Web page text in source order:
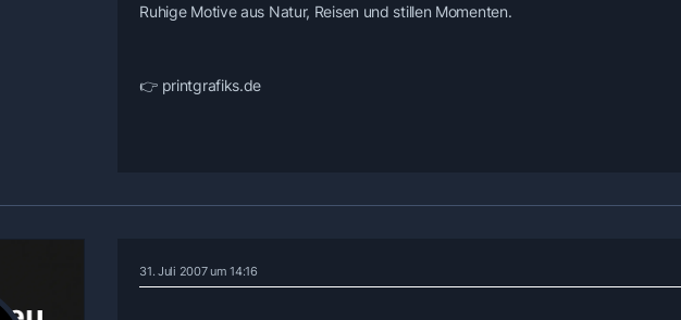
Ruhige Motive aus Natur, Reisen und stillen Momenten.
👉 printgrafiks.de
31. Juli 2007 um 14:16